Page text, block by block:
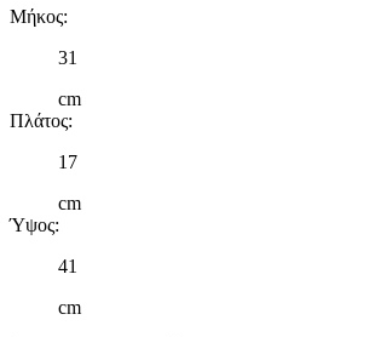
Μήκος:
31
cm
Πλάτος:
17
cm
Ύψος:
41
cm